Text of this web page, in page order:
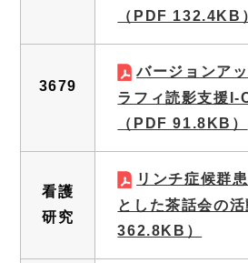
（PDF 132.4KB
3679
バージョンア
ラフィ読影支援I-
（PDF 91.8KB）
看護
研究
リンチ症候群
とした茶話会の活
362.8KB）